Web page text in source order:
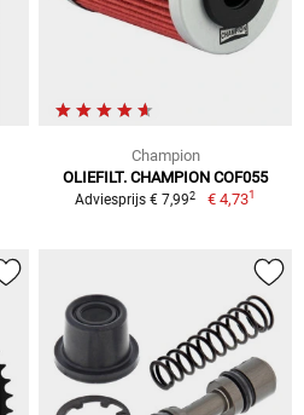
Champion
OLIEFILT. CHAMPION COF055
Adviesprijs € 7,992 € 4,731